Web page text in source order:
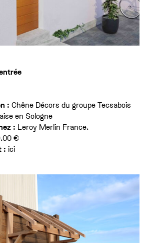
: Chêne Décors du groupe Tecsabois
en Sologne
: Leroy Merlin France.
€
: ici